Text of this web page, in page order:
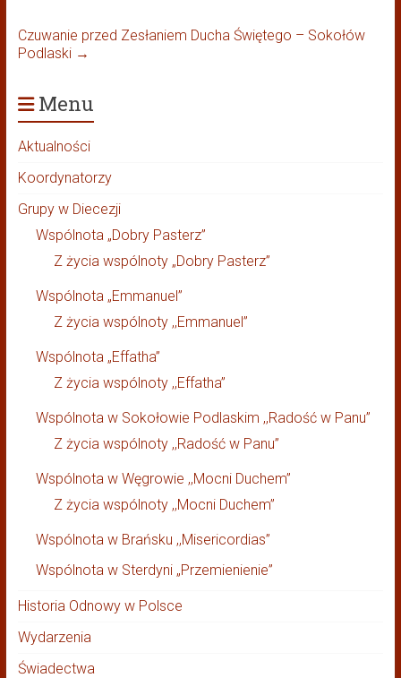
Czuwanie przed Zesłaniem Ducha Świętego – Sokołów
Podlaski →
Menu
Aktualności
Koordynatorzy
Grupy w Diecezji
Wspólnota „Dobry Pasterz”
Z życia wspólnoty „Dobry Pasterz”
Wspólnota „Emmanuel”
Z życia wspólnoty ,,Emmanuel”
Wspólnota „Effatha”
Z życia wspólnoty ,,Effatha”
Wspólnota w Sokołowie Podlaskim ,,Radość w Panu”
Z życia wspólnoty ,,Radość w Panu”
Wspólnota w Węgrowie ,,Mocni Duchem”
Z życia wspólnoty ,,Mocni Duchem”
Wspólnota w Brańsku ,,Misericordias”
Wspólnota w Sterdyni „Przemienienie”
Historia Odnowy w Polsce
Wydarzenia
Świadectwa